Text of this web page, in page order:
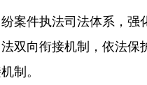
案件执法司法体系，强
双向衔接机制，依法保
制。